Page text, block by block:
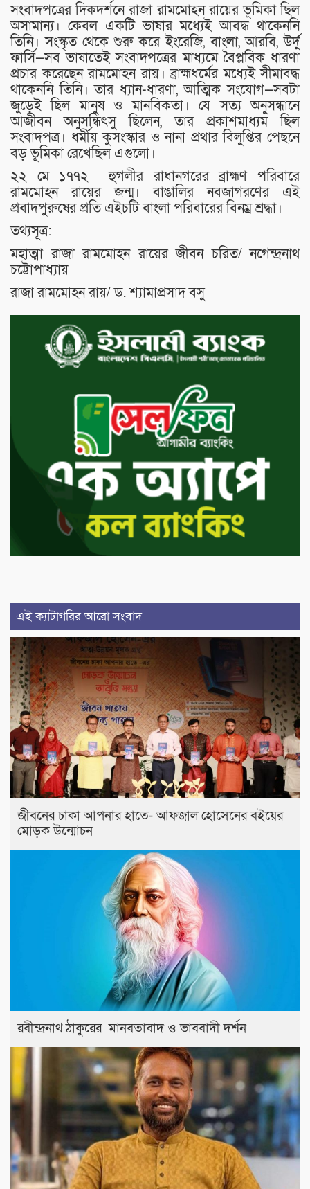
সংবাদপত্রের দিকদর্শনে রাজা রামমোহন রায়ের ভূমিকা ছিল
অসামান্য। কেবল একটি ভাষার মধ্যেই আবদ্ধ থাকেননি
তিনি। সংস্কৃত থেকে শুরু ‍করে ইংরেজি, বাংলা, আরবি, উর্দু
ফার্সি—সব ভাষাতেই সংবাদপত্রের মাধ্যমে বৈপ্লবিক ধারণা
প্রচার করেছেন রামমোহন রায়। ব্রাহ্মধর্মের মধ্যেই সীমাবদ্ধ
থাকেননি তিনি। তার ধ্যান-ধারণা, আত্মিক সংযোগ—সবটা
জুড়েই ছিল মানুষ ও মানবিকতা। যে সত্য অনুসন্ধানে
আজীবন অনুসন্ধিৎসু ছিলেন, তার প্রকাশমাধ্যম ছিল
সংবাদপত্র। ধর্মীয় কুসংস্কার ও নানা প্রথার বিলুপ্তির পেছনে
বড় ভূমিকা রেখেছিল এগুলো।
২২ মে ১৭৭২ হুগলীর রাধানগরের ব্রাহ্মণ পরিবারে
রামমোহন রায়ের জন্ম। বাঙালির নবজাগরণের এই
প্রবাদপুরুষের প্রতি এইচটি বাংলা পরিবারের বিনম্র শ্রদ্ধা।
তথ্যসূত্র:
মহাত্মা রাজা রামমোহন রায়ের জীবন চরিত/ নগেন্দ্রনাথ
চট্টোপাধ্যায়
রাজা রামমোহন রায়/ ড. শ্যামাপ্রসাদ বসু
এই ক্যাটাগরির আরো সংবাদ
জীবনের চাকা আপনার হাতে- আফজাল হোসেনের বইয়ের
মোড়ক উন্মোচন
রবীন্দ্রনাথ ঠাকুরের মানবতাবাদ ও ভাববাদী দর্শন